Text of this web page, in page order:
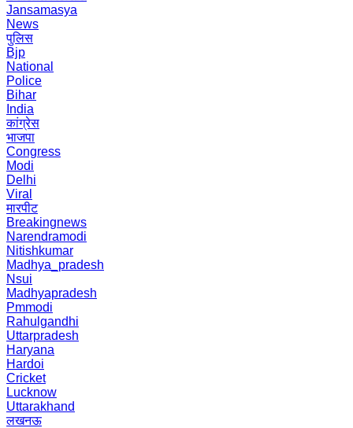
Jansamasya
News
पुलिस
Bjp
National
Police
Bihar
India
कांग्रेस
भाजपा
Congress
Modi
Delhi
Viral
मारपीट
Breakingnews
Narendramodi
Nitishkumar
Madhya_pradesh
Nsui
Madhyapradesh
Pmmodi
Rahulgandhi
Uttarpradesh
Haryana
Hardoi
Cricket
Lucknow
Uttarakhand
लखनऊ